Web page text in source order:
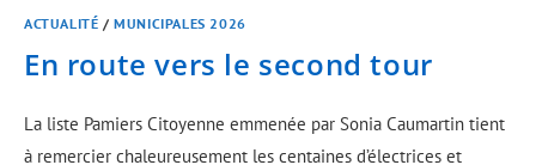
ACTUALITÉ /MUNICIPALES 2026
En route vers le second tour
La liste Pamiers Citoyenne emmenée par Sonia Caumartin tient
à remercier chaleureusement les centaines d’électrices et